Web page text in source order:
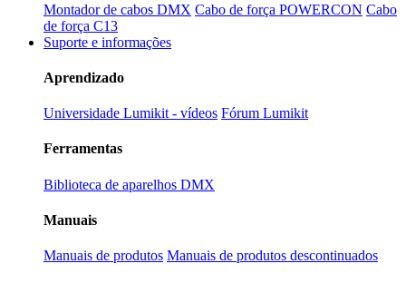
Montador de cabos DMX Cabo de força POWERCON Cabo
de força C13
Suporte e informações
Aprendizado
Universidade Lumikit - vídeos Fórum Lumikit
Ferramentas
Biblioteca de aparelhos DMX
Manuais
Manuais de produtos Manuais de produtos descontinuados